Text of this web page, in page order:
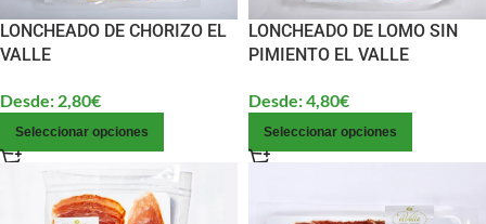
LONCHEADO DE CHORIZO EL
VALLE
Desde: 2,80€
Seleccionar opciones
LONCHEADO DE LOMO SIN
PIMIENTO EL VALLE
Desde:4,80€
Seleccionar opciones